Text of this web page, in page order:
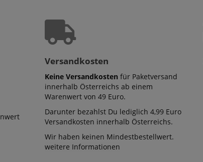
Versandkosten
Keine Versandkosten für Paketversand
innerhalb Österreichs ab einem
Warenwert von 49 Euro.
Darunter bezahlst Du lediglich 4,99 Euro
Versandkosten innerhalb Österreichs.
Wir haben keinen Mindestbestellwert.
weitere Informationen